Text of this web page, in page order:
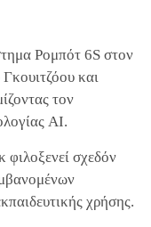
Ρομπότ 6S στον
και
τον
AI.
σχεδόν
χρήσης.